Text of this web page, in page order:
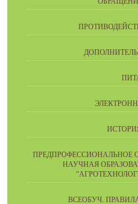
ПРЕДПРОФЕССИОНАЛЬНОЕ
НАУЧНАЯ
ВСЕОБУЧ.